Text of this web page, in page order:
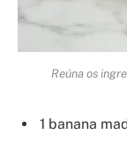
Reúna os
1 banana